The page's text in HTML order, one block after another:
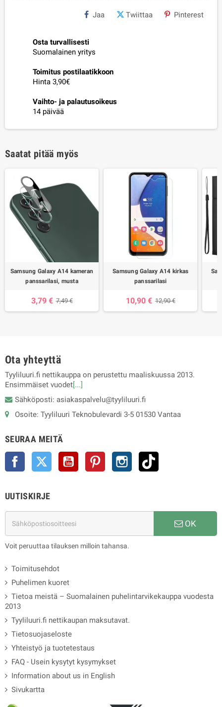
Jaa Twiittaa Pinterest
Osta turvallisesti
Suomalainen yritys
Toimitus postilaatikkoon
Hinta 3,90€
Vaihto- ja palautusoikeus
14 päivää
Saatat pitää myös
Samsung Galaxy A14 kameran
panssarilasi, musta
3,79 € 7,49 €
Samsung Galaxy A14 kirkas
panssarilasi
10,90 € 12,90 €
Ota yhteyttä
Tyyliluuri.fi nettikauppa on perustettu maaliskuussa 2013.
Ensimmäiset vuodet[...]
Sähköposti: asiakaspalvelu@tyyliluuri.fi
Osoite: Tyyliluuri Teknobulevardi 3-5 01530 Vantaa
SEURAA MEITÄ
Facebook Twitter YouTube Pinterest Instagram
UUTISKIRJE
OK
Voit peruuttaa tilauksen milloin tahansa.
Toimitusehdot
Puhelimen kuoret
Tietoa meistä – Suomalainen puhelintarvikekauppa vuodesta
2013
Tyyliluuri.fi nettikaupan maksutavat.
Tietosuojaseloste
Yhteistyö ja tuotetestaus
FAQ - Usein kysytyt kysymykset
Information about us in English
Sivukartta